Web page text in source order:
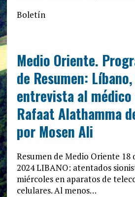
Boletín
Medio Oriente.
de Resumen:
entrevista al
Rafaat Alathamma
por Mosen Ali
Resumen de Medio Oriente 18
2024 LIBANO: atentados
miércoles en aparatos de
celulares. Al menos…